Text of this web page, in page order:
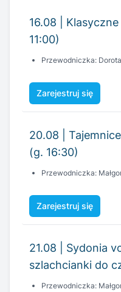
Zarejestruj się
(g. 16:30)
Zarejestruj się
szlachcianki do
Zarejestruj się